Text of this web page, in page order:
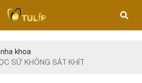
khoa
SỨ KHÔNG SÁT KHÍT